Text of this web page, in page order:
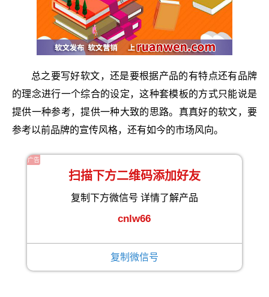
总之要写好软文，还是要根据产品的有特点还有品牌
的理念进行一个综合的设定，这种套模板的方式只能说是
提供一种参考，提供一种大致的思路。真真好的软文，要
参考以前品牌的宣传风格，还有如今的市场风向。
广告
扫描下方二维码添加好友
复制下方微信号 详情了解产品
cnlw66
复制微信号